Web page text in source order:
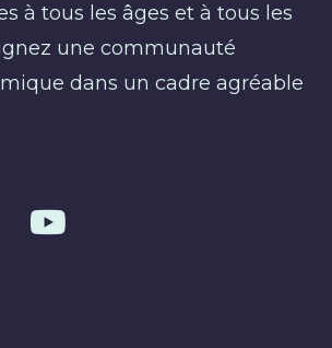
à tous les âges et à tous les
une communauté
dans un cadre agréable